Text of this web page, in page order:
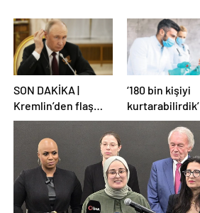
SON DAKİKA |
Kremlin’den flaş
Türkiye açıklaması!
‘180 bin kişiyi
kurtarabilirdik’